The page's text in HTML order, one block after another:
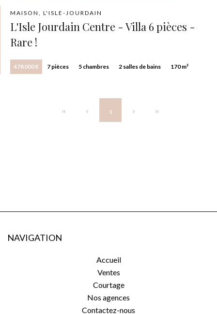
MAISON, L'ISLE-JOURDAIN
L'Isle Jourdain Centre - Villa 6 pièces -
Rare !
478 000 € 7 pièces 5 chambres 2 salles de bains 170 m²
1
NAVIGATION
Accueil
Ventes
Courtage
Nos agences
Contactez-nous